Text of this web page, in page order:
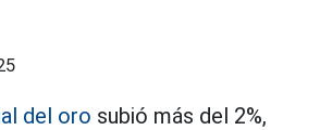
del oro subió más del 2%,